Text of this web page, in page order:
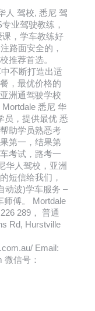
人 驾校, 悉尼 驾
业驾驶教练，
，学车教练好
路面安全的，
推荐首选。
不断打造出适
，最优价格的
洲通驾驶学校
悉尼 华
员，提供最优 悉
助学员熟悉考
第一，结果第
考试，路考一
华人驾校，亚洲
短信给我们，
动波)学车服务 –
师傅。 Mortdale
289， 普通
Rd, Hurstville
Email:
信号：